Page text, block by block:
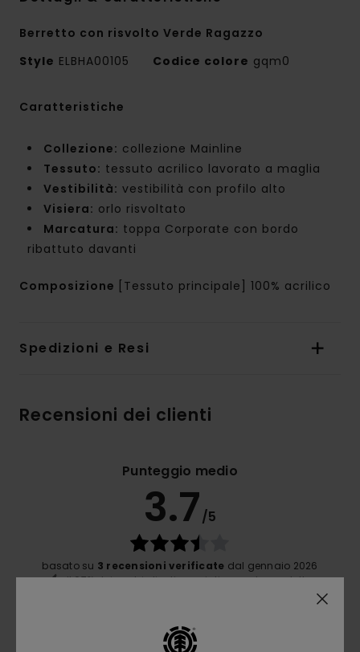
Berretto con risvolto Verde Ragazzo
Style ELBHA00105 Codice colore gqm0
Caratteristiche
Collezione: collezione Mainline
Tessuto: tessuto acrilico lavorato a maglia
Vestibilità: vestibilità con profilo alto
Visiera: orlo risvoltato
Marcatura: toppa Corporate con bordo
ribattuto davanti
Composizione [Tessuto principale] 100% acrilico
Spedizioni e Resi
Recensioni dei clienti
Punteggio medio
3.7/5
basato su 3 recensioni verificate dal gennaio 2026
Il 67% dei nostri clienti consiglia questo prodotto
3.7